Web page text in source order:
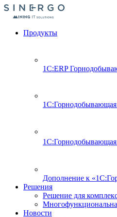
Продукты
1С:ERP
Дополнение к
Решения
Решение для
Новости